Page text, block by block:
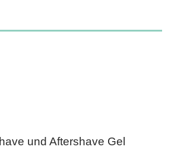
und Aftershave Gel